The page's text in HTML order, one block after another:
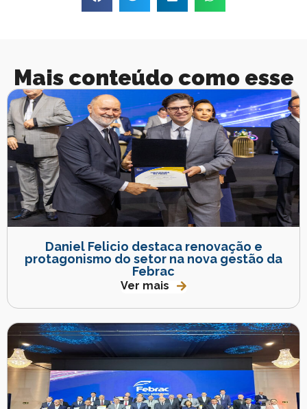
Mais conteúdo como esse
Daniel Felicio destaca renovação e
protagonismo do setor na nova gestão da
Febrac
Ver mais